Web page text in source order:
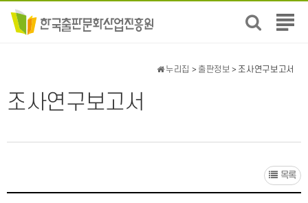
전
뉴
조사연구보고서
누리집 > 출판정보 > 조사연구보고서
목록